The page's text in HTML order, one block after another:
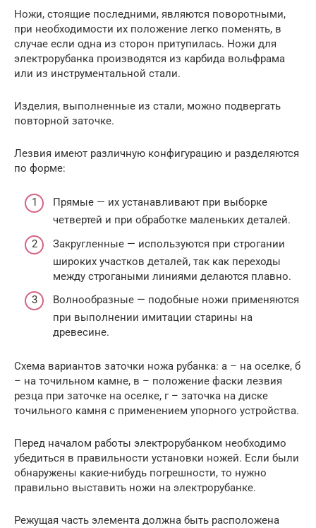
Ножи, стоящие последними, являются поворотными,
при необходимости их положение легко поменять, в
случае если одна из сторон притупилась. Ножи для
электрорубанка производятся из карбида вольфрама
или из инструментальной стали.
Изделия, выполненные из стали, можно подвергать
повторной заточке.
Лезвия имеют различную конфигурацию и разделяются
по форме:
Прямые — их устанавливают при выборке
четвертей и при обработке маленьких деталей.
Закругленные — используются при строгании
широких участков деталей, так как переходы
между строгаными линиями делаются плавно.
Волнообразные — подобные ножи применяются
при выполнении имитации старины на
древесине.
Схема вариантов заточки ножа рубанка: а – на оселке, б
– на точильном камне, в – положение фаски лезвия
резца при заточке на оселке, г – заточка на диске
точильного камня с применением упорного устройства.
Перед началом работы электрорубанком необходимо
убедиться в правильности установки ножей. Если были
обнаружены какие-нибудь погрешности, то нужно
правильно выставить ножи на электрорубанке.
Режущая часть элемента должна быть расположена